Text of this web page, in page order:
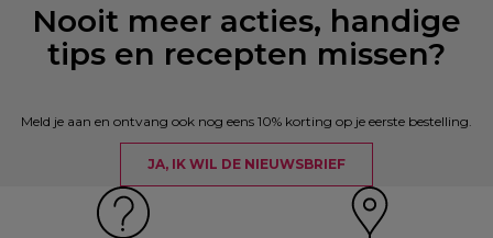
Nooit meer acties, handige
tips en recepten missen?
Meld je aan en ontvang ook nog eens 10% korting op je eerste bestelling.
JA, IK WIL DE NIEUWSBRIEF